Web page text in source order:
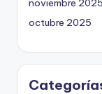
octubre 2025